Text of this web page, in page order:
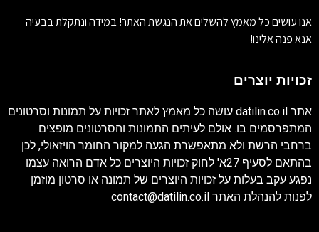
אנו עושים כל מאמץ להשלים את הנגשת האתר! במידה ונתקלת בבעיה
אנא פנה אלינו!
זכויות יוצרים
אתר datilin.co.il עושה כל מאמץ לאתר זכויות על תמונות וסרטונים
המתפרסמים בו. אולם לעיתים התמונות והסרטונים מופצים
ברחבי הרשת ולא מתאפשרת הגעה למקור החומר הויזאולי, לכן
בהתאם לסעיף 27א' לחוק זכויות היוצרים כל אדם הרואה עצמו
נפגע עקב בעלות על זכויות היוצרים של תמונה או סרטון מוזמן
לפנות להנהלת האתר contact@datilin.co.il